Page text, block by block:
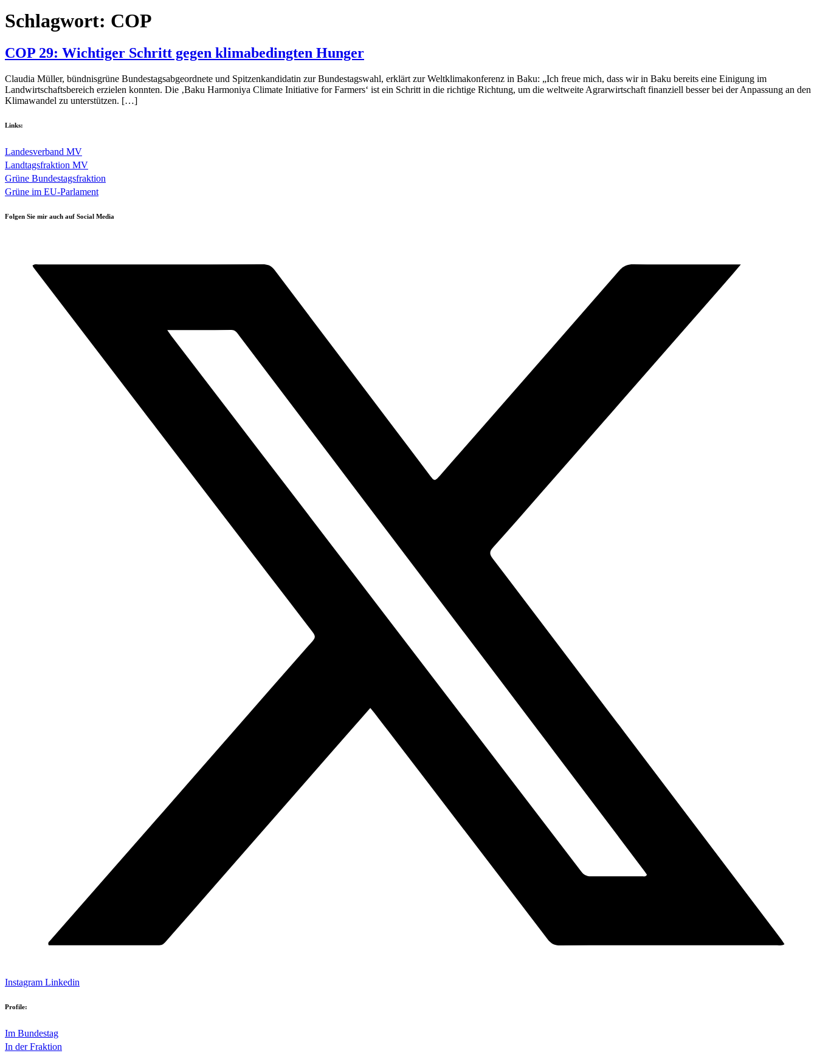
Schlagwort: COP
COP 29: Wichtiger Schritt gegen klimabedingten Hunger
Claudia Müller, bündnisgrüne Bundestagsabgeordnete und Spitzenkandidatin zur Bundestagswahl, erklärt zur Weltklimakonferenz in Baku: „Ich freue mich, dass wir in Baku bereits eine Einigung im
Landwirtschaftsbereich erzielen konnten. Die ‚Baku Harmoniya Climate Initiative for Farmers‘ ist ein Schritt in die richtige Richtung, um die weltweite Agrarwirtschaft finanziell besser bei der Anpassung an den
Klimawandel zu unterstützen. […]
Links:
Landesverband MV
Landtagsfraktion MV
Grüne Bundestagsfraktion
Grüne im EU-Parlament
Folgen Sie mir auch auf Social Media
Instagram Linkedin
Profile:
Im Bundestag
In der Fraktion